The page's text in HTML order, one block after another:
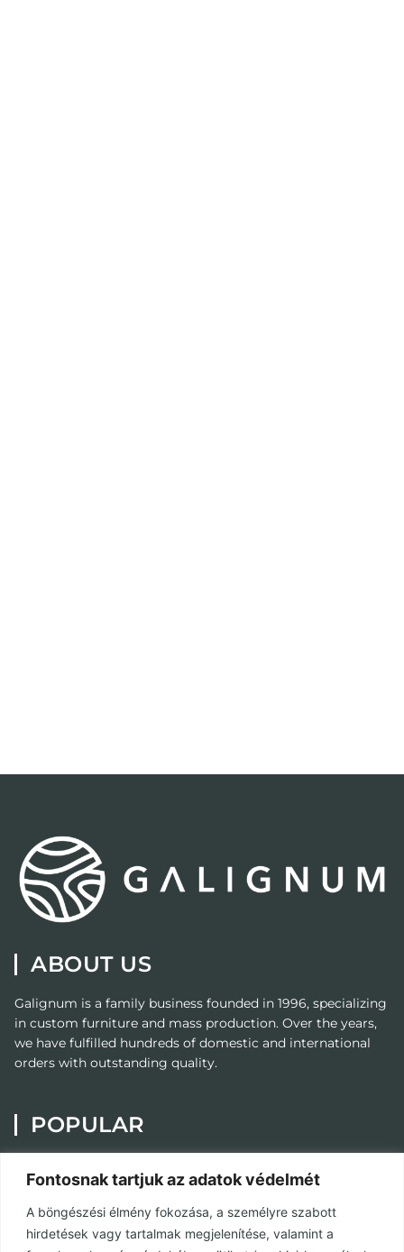
Fontosnak tartjuk az adatok védelmét
A böngészési élmény fokozása, a személyre szabott
hirdetések vagy tartalmak megjelenítése, valamint a
ABOUT US
Galignum is a family business founded in 1996, specializing
in custom furniture and mass production. Over the years,
we have fulfilled hundreds of domestic and international
orders with outstanding quality.
POPULAR
Custom Furniture
Contact